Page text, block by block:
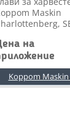
Maskin
на
Koppom Maskin